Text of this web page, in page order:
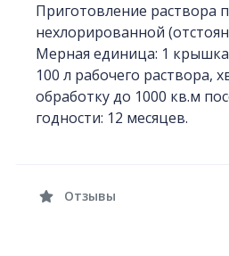
Приготовление раствора
нехлорированной
Мерная единица: 1
100 л рабочего раствора,
обработку до 1000 кв.м
годности: 12 месяцев.
Отзывы